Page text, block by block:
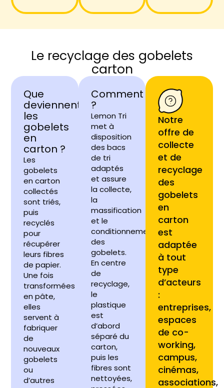
Le recyclage des gobelets
carton
Que
deviennent
les
gobelets
en
carton ?
Les
gobelets
en carton
collectés
sont triés,
puis
recyclés
pour
récupérer
leurs fibres
de papier.
Une fois
transformées
en pâte,
elles
servent à
fabriquer
de
nouveaux
gobelets
ou
d’autres
Comment
?
Lemon Tri
met à
disposition
des bacs
de tri
adaptés
et assure
la collecte,
la
massification
et le
conditionnement
des
gobelets.
En centre
de
recyclage,
le
plastique
est
d’abord
séparé du
carton,
puis les
fibres sont
nettoyées,
Notre
offre de
collecte
et de
recyclage
des
gobelets
en
carton
est
adaptée
à tout
type
d’acteurs
:
entreprises,
espaces
de co-
working,
campus,
cinémas,
associations,